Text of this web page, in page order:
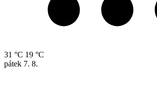
31 °C 19 °C
pátek 7. 8.